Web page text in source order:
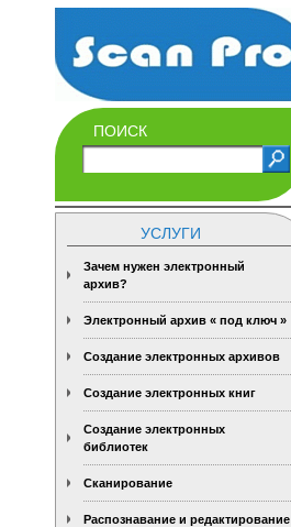
ПОИСК
УСЛУГИ
Зачем нужен электронный
архив?
Электронный архив « под ключ »
Создание электронных архивов
Создание электронных книг
Создание электронных
библиотек
Сканирование
Распознавание и редактирование